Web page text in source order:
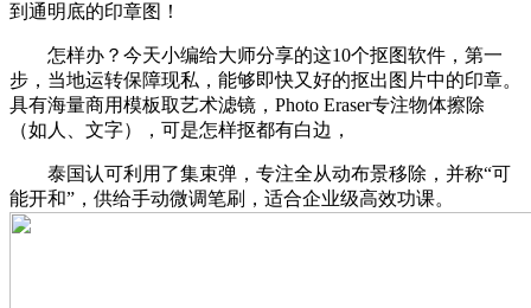
到通明底的印章图！
怎样办？今天小编给大师分享的这10个抠图软件，第一
步，当地运转保障现私，能够即快又好的抠出图片中的印章。
具有海量商用模板取艺术滤镜，Photo Eraser专注物体擦除
（如人、文字），可是怎样抠都有白边，
泰国认可利用了集束弹，专注全从动布景移除，并称“可
能开和”，供给手动微调笔刷，适合企业级高效功课。